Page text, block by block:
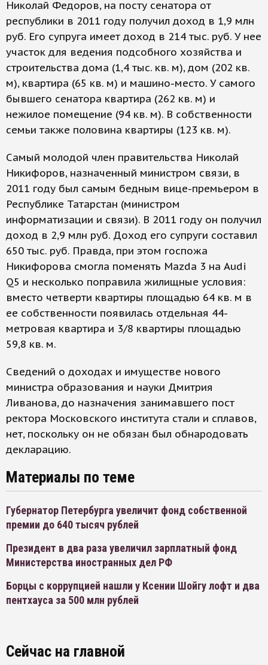
Николай Федоров, на посту сенатора от
республики в 2011 году получил доход в 1,9 млн
руб. Его супруга имеет доход в 214 тыс. руб. У нее
участок для ведения подсобного хозяйства и
строительства дома (1,4 тыс. кв. м), дом (202 кв.
м), квартира (65 кв. м) и машино-место. У самого
бывшего сенатора квартира (262 кв. м) и
нежилое помещение (94 кв. м). В собственности
семьи также половина квартиры (123 кв. м).
Самый молодой член правительства Николай
Никифоров, назначенный министром связи, в
2011 году был самым бедным вице-премьером в
Республике Татарстан (министром
информатизации и связи). В 2011 году он получил
доход в 2,9 млн руб. Доход его супруги составил
650 тыс. руб. Правда, при этом госпожа
Никифорова смогла поменять Mazda 3 на Audi
Q5 и несколько поправила жилищные условия:
вместо четверти квартиры площадью 64 кв. м в
ее собственности появилась отдельная 44-
метровая квартира и 3/8 квартиры площадью
59,8 кв. м.
Сведений о доходах и имуществе нового
министра образования и науки Дмитрия
Ливанова, до назначения занимавшего пост
ректора Московского института стали и сплавов,
нет, поскольку он не обязан был обнародовать
декларацию.
Материалы по теме
Губернатор Петербурга увеличит фонд собственной
премии до 640 тысяч рублей
Президент в два раза увеличил зарплатный фонд
Министерства иностранных дел РФ
Борцы с коррупцией нашли у Ксении Шойгу лофт и два
пентхауса за 500 млн рублей
Сейчас на главной